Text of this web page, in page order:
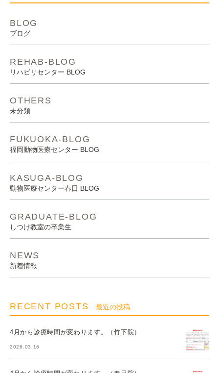
BLOG
ブログ
REHAB-BLOG
リハビリセンター BLOG
OTHERS
未分類
FUKUOKA-BLOG
福岡動物医療センター BLOG
KASUGA-BLOG
動物医療センター春日 BLOG
GRADUATE-BLOG
しつけ教室の卒業生
NEWS
新着情報
RECENT POSTS 最近の投稿
4月から診療時間が変わります。（竹下院）
2026.03.16